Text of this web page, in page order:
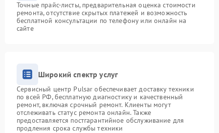
Точные прайс-листы, предварительная оценка стоимости
ремонта, отсутствие скрытых платежей и возможность
бесплатной консультации по телефону или онлайн на
сайте
Широкий спектр услуг
Сервисный центр Pulsar обеспечивает доставку техники
по всей РФ, бесплатную диагностику и качественный
ремонт, включая срочный ремонт. Клиенты могут
отслеживать статус ремонта онлайн. Также
предоставляется постгарантийное обслуживание для
продления срока службы техники